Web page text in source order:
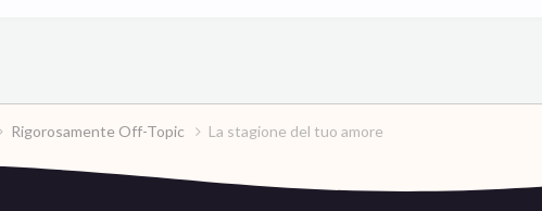
Rigorosamente Off-Topic La stagione del tuo amore